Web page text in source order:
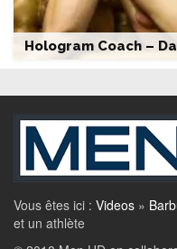
Hologram Coach –
Vous êtes ici : Videos »
et un athlète